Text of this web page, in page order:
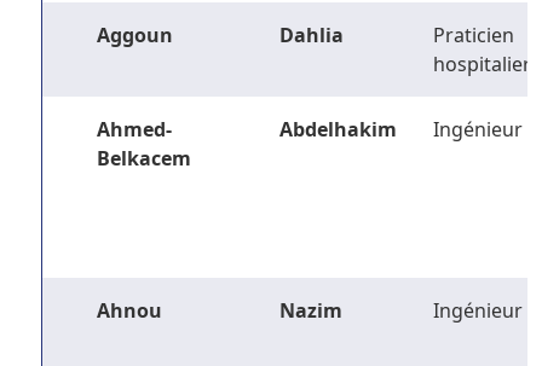
Aggoun Dahlia
Praticien
hospitalier
Ahmed-
Belkacem
Abdelhakim Ingénieur
Ahnou Nazim Ingénieur